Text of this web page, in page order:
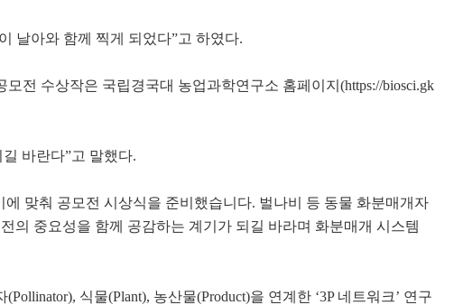
날아와 함께 찍게 되었다”고 하였다.
모전 수상작은 국립경국대 농업과학연구소 홈페이지 (https://biosci.gk
길 바란다”고 말했다.
에 맞춰 공모전 시상식을 준비했습니다. 벌나비 등 동물 화분매개자
의 중요성을 함께 공감하는 계기가 되길 바라며 화분매개 시스템
(Pollinator), 식물(Plant), 농산물(Product)을 연계한 ‘3P 네트워크’ 연구